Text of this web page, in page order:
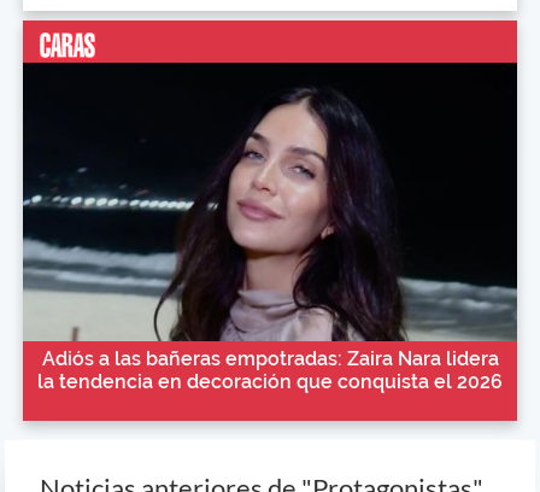
Adiós a las bañeras empotradas: Zaira Nara lidera
la tendencia en decoración que conquista el 2026